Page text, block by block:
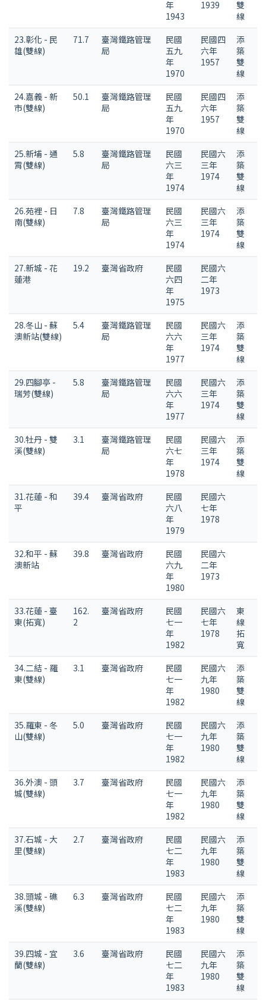
年
1943
1939
雙
線
23.彰化 - 民
雄(雙線)
71.7
臺灣鐵路管理
局
民國
五九
年
1970
民國四
六年
1957
添
築
雙
線
24.嘉義 - 新
市(雙線)
50.1
臺灣鐵路管理
局
民國
五九
年
1970
民國四
六年
1957
添
築
雙
線
25.新埔 - 通
霄(雙線)
5.8
臺灣鐵路管理
局
民國
六三
年
1974
民國六
三年
1974
添
築
雙
線
26.苑裡 - 日
南(雙線)
7.8
臺灣鐵路管理
局
民國
六三
年
1974
民國六
三年
1974
添
築
雙
線
27.新城 - 花
蓮港
19.2 臺灣省政府
民國
六四
年
1975
民國六
二年
1973
28.冬山 - 蘇
澳新站(雙線)
5.4
臺灣鐵路管理
局
民國
六六
年
1977
民國六
三年
1974
添
築
雙
線
29.四腳亭 -
瑞芳(雙線)
5.8
臺灣鐵路管理
局
民國
六六
年
1977
民國六
三年
1974
添
築
雙
線
30.牡丹 - 雙
溪(雙線)
3.1
臺灣鐵路管理
局
民國
六七
年
1978
民國六
三年
1974
添
築
雙
線
31.花蓮 - 和
平
39.4 臺灣省政府
民國
六八
年
1979
民國六
七年
1978
32.和平 - 蘇
澳新站
39.8 臺灣省政府
民國
六九
年
1980
民國六
二年
1973
33.花蓮 - 臺
東(拓寬)
162.
2
臺灣省政府
民國
七一
年
1982
民國六
七年
1978
東
線
拓
寬
34.二結 - 羅
東(雙線)
3.1 臺灣省政府
民國
七一
年
1982
民國六
九年
1980
添
築
雙
線
35.羅東 - 冬
山(雙線)
5.0 臺灣省政府
民國
七一
年
1982
民國六
九年
1980
添
築
雙
線
36.外澳 - 頭
城(雙線)
3.7 臺灣省政府
民國
七一
年
1982
民國六
九年
1980
添
築
雙
線
37.石城 - 大
里(雙線)
2.7 臺灣省政府
民國
七二
年
1983
民國六
九年
1980
添
築
雙
線
38.頭城 - 礁
溪(雙線)
6.3 臺灣省政府
民國
七二
年
1983
民國六
九年
1980
添
築
雙
線
39.四城 - 宜
蘭(雙線)
3.6 臺灣省政府
民國
七二
年
1983
民國六
九年
1980
添
築
雙
線